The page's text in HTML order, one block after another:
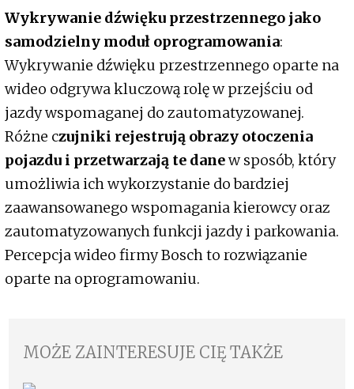
Wykrywanie dźwięku przestrzennego jako
samodzielny moduł oprogramowania:
Wykrywanie dźwięku przestrzennego oparte na
wideo odgrywa kluczową rolę w przejściu od
jazdy wspomaganej do zautomatyzowanej.
Różne czujniki rejestrują obrazy otoczenia
pojazdu i przetwarzają te danew sposób, który
umożliwia ich wykorzystanie do bardziej
zaawansowanego wspomagania kierowcy oraz
zautomatyzowanych funkcji jazdy i parkowania.
Percepcja wideo firmy Bosch to rozwiązanie
oparte na oprogramowaniu.
MOŻE ZAINTERESUJE CIĘ TAKŻE